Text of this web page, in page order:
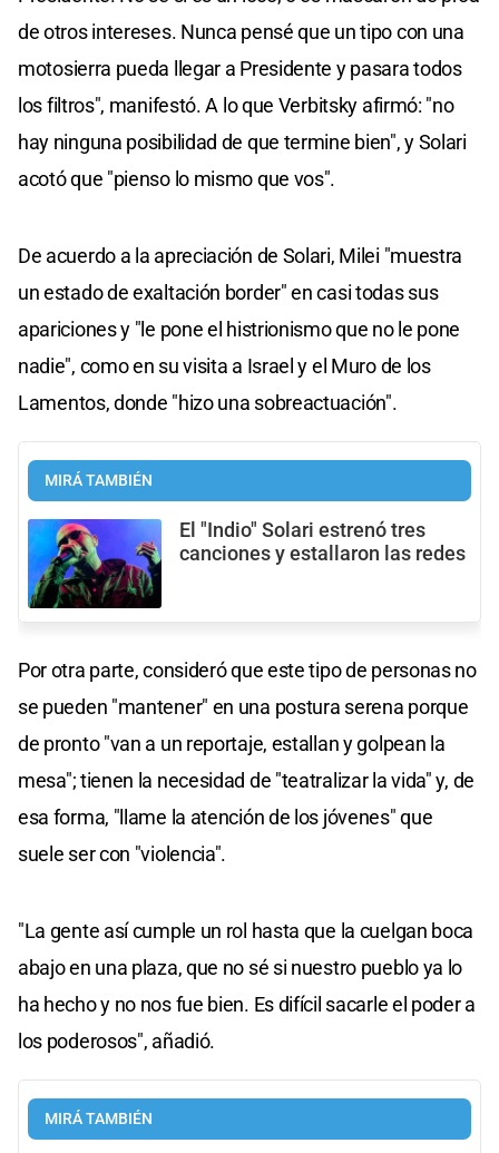
de otros intereses. Nunca pensé que un tipo con una
motosierra pueda llegar a Presidente y pasara todos
los filtros", manifestó. A lo que Verbitsky afirmó: "no
hay ninguna posibilidad de que termine bien", y Solari
acotó que "pienso lo mismo que vos".
De acuerdo a la apreciación de Solari, Milei "muestra
un estado de exaltación border" en casi todas sus
apariciones y "le pone el histrionismo que no le pone
nadie", como en su visita a Israel y el Muro de los
Lamentos, donde "hizo una sobreactuación".
MIRÁ TAMBIÉN
El "Indio" Solari estrenó tres
canciones y estallaron las redes
Por otra parte, consideró que este tipo de personas no
se pueden "mantener" en una postura serena porque
de pronto "van a un reportaje, estallan y golpean la
mesa"; tienen la necesidad de "teatralizar la vida" y, de
esa forma, "llame la atención de los jóvenes" que
suele ser con "violencia".
"La gente así cumple un rol hasta que la cuelgan boca
abajo en una plaza, que no sé si nuestro pueblo ya lo
ha hecho y no nos fue bien. Es difícil sacarle el poder a
los poderosos", añadió.
MIRÁ TAMBIÉN